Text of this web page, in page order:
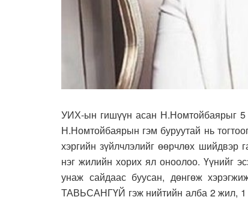
УИХ-ын гишүүн асан Н.Номтойбаярыг
Н.Номтойбаярын гэм буруутай нь
хэргийн зүйлчлэлийг өөрчлөх шийдвэр
нэг жилийн хорих ял оноолоо. Үүнийг
унаж сайдаас буусан, дөнгөж
ТАВЬСАНГҮЙ гэж нийтийн алба 2 жил,